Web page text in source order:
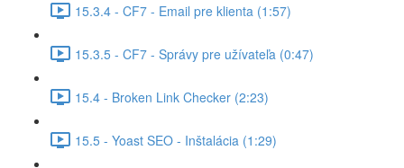
15.3.4 - CF7 - Email pre klienta (1:57)
15.3.5 - CF7 - Správy pre užívateľa (0:47)
15.4 - Broken Link Checker (2:23)
15.5 - Yoast SEO - Inštalácia (1:29)